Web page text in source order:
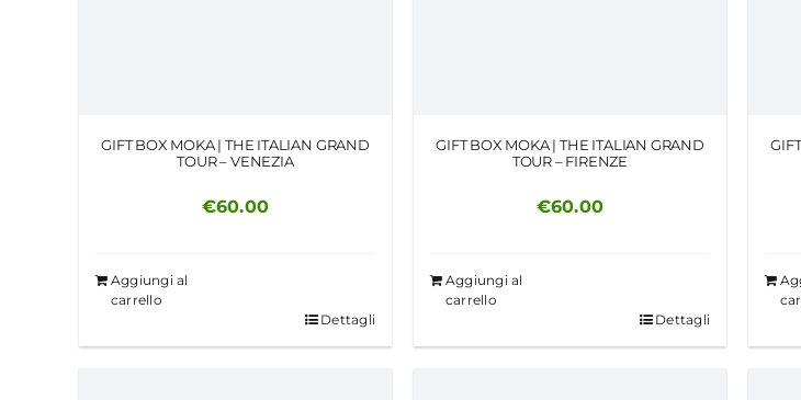
GIFT BOX MOKA | THE ITALIAN GRAND
TOUR – VENEZIA
€60.00
Aggiungi al
carrello
Dettagli
GIFT BOX MOKA | THE ITALIAN GRAND
TOUR – FIRENZE
€60.00
Aggiungi al
carrello
Dettagli